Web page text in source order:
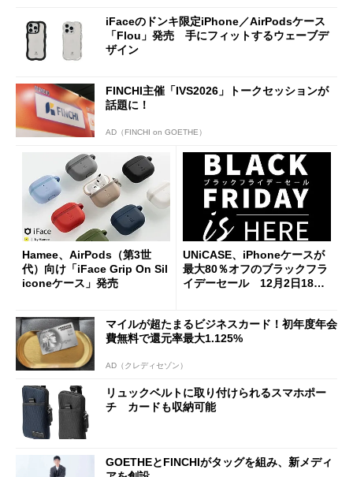
iFaceのドンキ限定iPhone／AirPodsケース
「Flou」発売 手にフィットするウェーブデ
ザイン
FINCHI主催「IVS2026」トークセッションが
話題に！
AD（FINCHI on GOETHE）
Hamee、AirPods（第3世
代）向け「iFace Grip On Sil
iconeケース」発売
UNiCASE、iPhoneケースが
最大80％オフのブラックフラ
イデーセール 12月2日18時
マイルが超たまるビジネスカード！初年度年会
費無料で還元率最大1.125%
AD（クレディセゾン）
リュックベルトに取り付けられるスマホポー
チ カードも収納可能
GOETHEとFINCHIがタッグを組み、新メディ